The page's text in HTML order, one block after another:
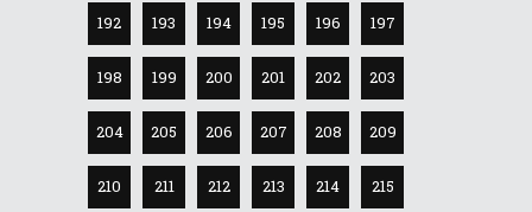
192 193 194 195 196 197
198 199 200 201 202 203
204 205 206 207 208 209
210 211 212 213 214 215